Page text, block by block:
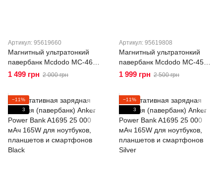
Артикул: 95619660
Магнитный ультратонкий
павербанк Mcdodo MC-4641
20W Magnetic Wireless Metal
Bank
1 499 грн 2 000 грн
Артикул: 95619808
Магнитный ультратонкий
павербанк Mcdodo MC-4541
20W Magnetic Wireless Metal
Bank
1 999 грн 2 500 грн
−11%
3
−11%
3